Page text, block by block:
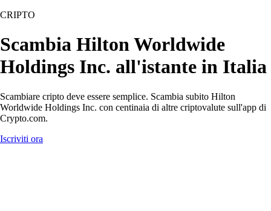
CRIPTO
Scambia Hilton Worldwide
Holdings Inc. all'istante in Italia
Scambiare cripto deve essere semplice. Scambia subito Hilton
Worldwide Holdings Inc. con centinaia di altre criptovalute sull'app di
Crypto.com.
Iscriviti ora